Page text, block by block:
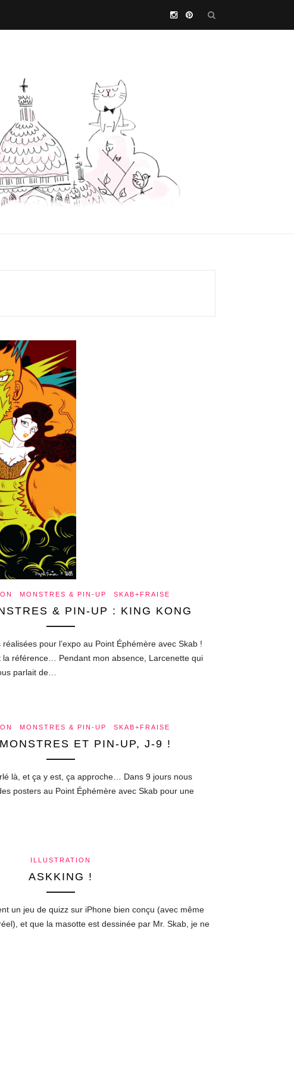
MONSTRES & PIN-UP SKAB+FRAISE
& PIN-UP : KING KONG
pour l’expo au Point Éphémère avec Skab !
la référence… Pendant mon absence, Larcenette qui
parlait de…
MONSTRES & PIN-UP SKAB+FRAISE
ET PIN-UP, J-9 !
là, et ça y est, ça approche… Dans 9 jours nous
posters au Point Éphémère avec Skab pour une
ILLUSTRATION
ASKKING !
un jeu de quizz sur iPhone bien conçu (avec même
et que la masotte est dessinée par Mr. Skab, je ne